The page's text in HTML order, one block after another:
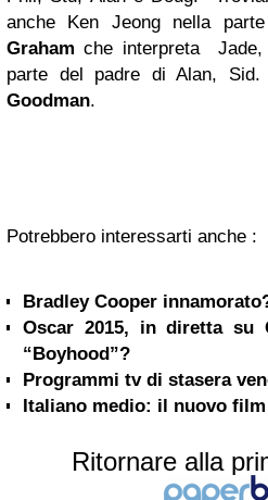
anche Ken Jeong nella
Graham che interpreta
parte del padre di Alan,
Goodman.
Potrebbero interessarti anche :
Bradley Cooper
Oscar 2015, in diretta su
“Boyhood”?
Programmi tv di stasera
Italiano medio: il nuovo
Ritornare alla